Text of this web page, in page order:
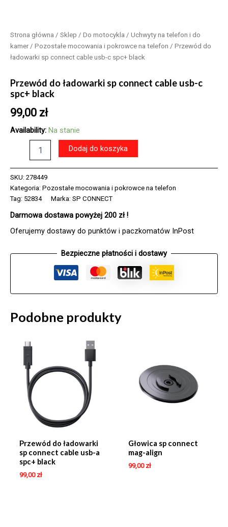
Strona główna / Sklep / Do motocykla / Uchwyty na telefon i do
kamer/ Pozostałe mocowania i pokrowce na telefon / Przewód do
ładowarki sp connect cable usb-c spc+ black
Przewód do ładowarki sp connect cable usb-c
spc+ black
99,00 zł
Availability: Na stanie
ładowarki
sp
connect
usb-
c
spc+
Dodaj do koszyka
SKU: 278449
Kategoria: Pozostałe mocowania i pokrowce na telefon
Tag: 52834 Marka: SP CONNECT
Darmowa dostawa powyżej 200 zł !
Oferujemy dostawy do punktów i paczkomatów InPost
Bezpieczne płatności i dostawy
Podobne produkty
Przewód do ładowarki
sp connect cable usb-a
spc+ black
99,00 zł
Głowica sp connect
mag-align
99,00 zł